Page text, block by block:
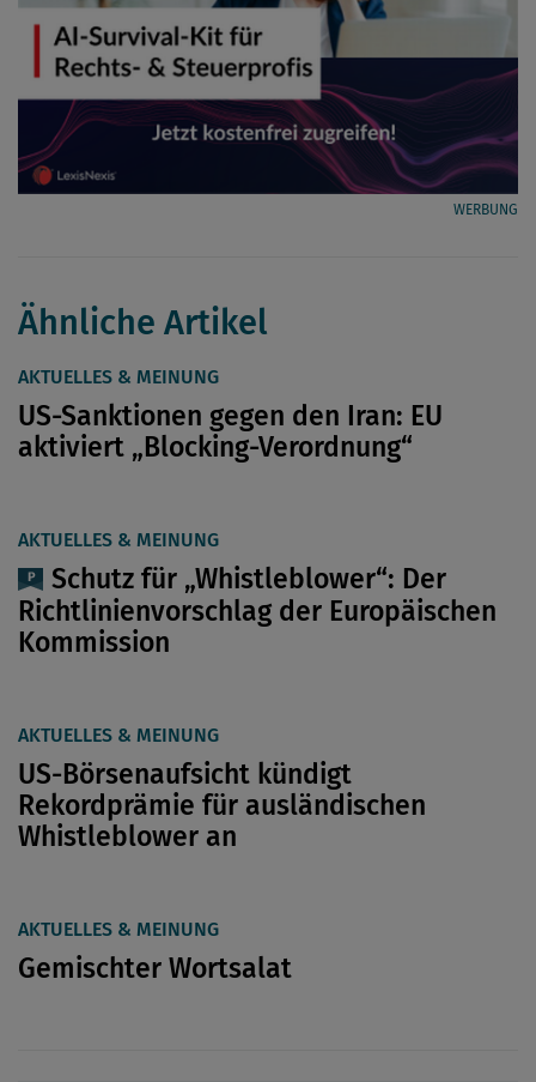
WERBUNG
Ähnliche Artikel
AKTUELLES & MEINUNG
US-Sanktionen gegen den Iran: EU
aktiviert „Blocking-Verordnung“
AKTUELLES & MEINUNG
Schutz für „Whistleblower“: Der
Richtlinienvorschlag der Europäischen
Kommission
AKTUELLES & MEINUNG
US-Börsenaufsicht kündigt
Rekordprämie für ausländischen
Whistleblower an
AKTUELLES & MEINUNG
Gemischter Wortsalat